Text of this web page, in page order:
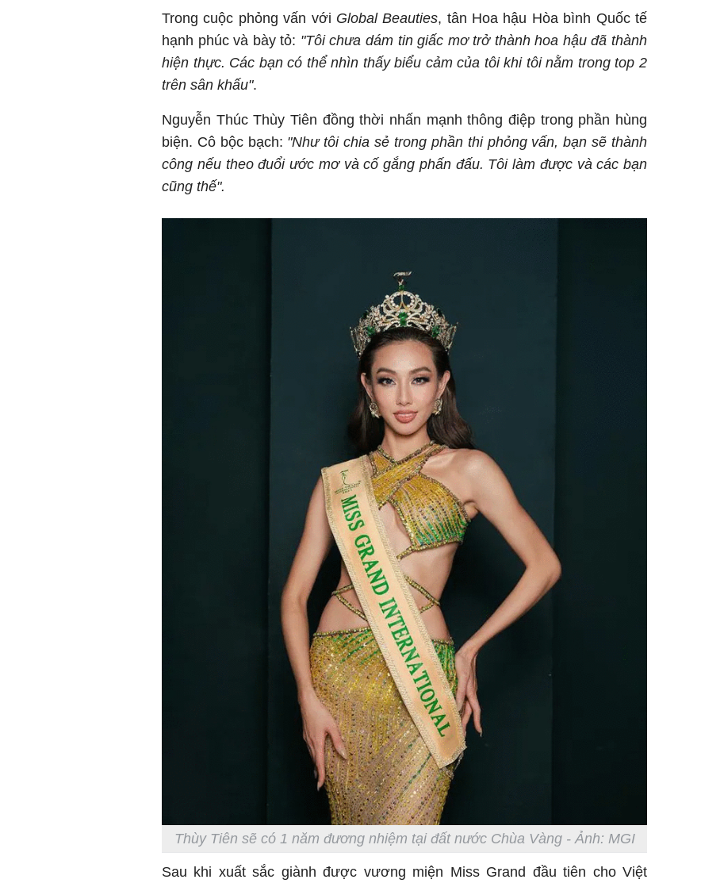
Trong cuộc phỏng vấn với Global Beauties, tân Hoa hậu Hòa bình Quốc tế
hạnh phúc và bày tỏ: "Tôi chưa dám tin giấc mơ trở thành hoa hậu đã thành
hiện thực. Các bạn có thể nhìn thấy biểu cảm của tôi khi tôi nằm trong top 2
trên sân khấu".
Nguyễn Thúc Thùy Tiên đồng thời nhấn mạnh thông điệp trong phần hùng
biện. Cô bộc bạch: "Như tôi chia sẻ trong phần thi phỏng vấn, bạn sẽ thành
công nếu theo đuổi ước mơ và cố gắng phấn đấu. Tôi làm được và các bạn
cũng thế".
Thùy Tiên sẽ có 1 năm đương nhiệm tại đất nước Chùa Vàng - Ảnh: MGI
Sau khi xuất sắc giành được vương miện Miss Grand đầu tiên cho Việt